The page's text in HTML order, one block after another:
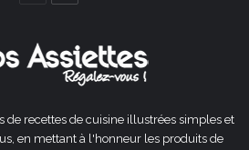
de recettes de cuisine illustrées simples et
en mettant à l'honneur les produits de